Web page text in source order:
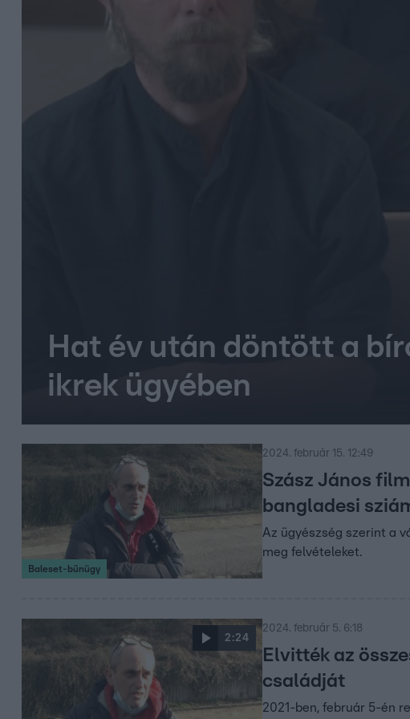
Hat év után döntött a
ikrek ügyében
Baleset-bűnügy
2024. február 15. 12:49
Szász János
bangladesi
Az ügyészség szerint a
meg felvételeket.
2:24
2024. február 5. 6:18
Elvitték az
családját
2021-ben, február 5-én